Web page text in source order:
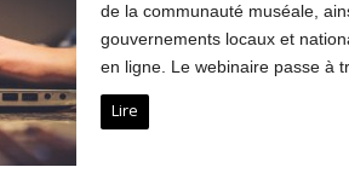
de la communauté muséale,
gouvernements locaux et
en ligne. Le webinaire passe à
Lire